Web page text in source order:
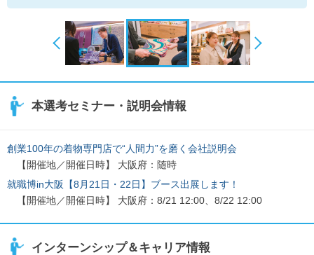
本選考セミナー・説明会情報
創業100年の着物専門店で“人間力”を磨く会社説明会
【開催地／開催日時】 大阪府：随時
就職博in大阪【8月21日・22日】ブース出展します！
【開催地／開催日時】 大阪府：8/21 12:00、8/22 12:00
インターンシップ＆キャリア情報